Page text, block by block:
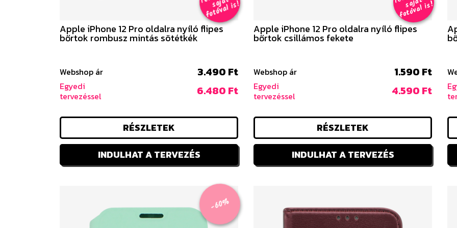
s
!
Apple iPhone 12 Pro oldalra nyíló flipes
bőrtok rombusz mintás sötétkék
Webshop ár 3.490 Ft
Egyedi
tervezéssel
6.480 Ft
RÉSZLETEK
INDULHAT A TERVEZÉS
s
!
Apple iPhone 12 Pro oldalra nyíló flipes
bőrtok csillámos fekete
Webshop ár 1.590 Ft
Egyedi
tervezéssel
4.590 Ft
RÉSZLETEK
INDULHAT A TERVEZÉS
-60%